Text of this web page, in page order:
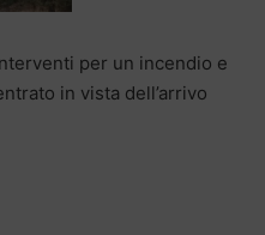
per un incendio e
in vista dell’arrivo